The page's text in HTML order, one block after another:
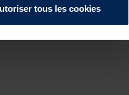
tous les cookies